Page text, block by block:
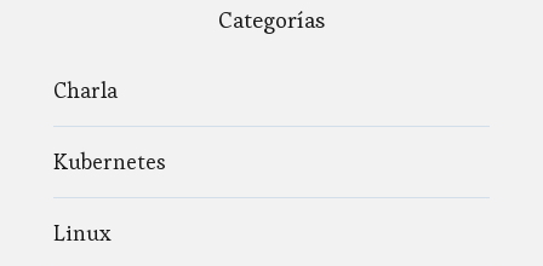
Categorías
Charla
Kubernetes
Linux